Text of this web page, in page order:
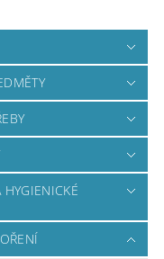
HYGIENICKÉ